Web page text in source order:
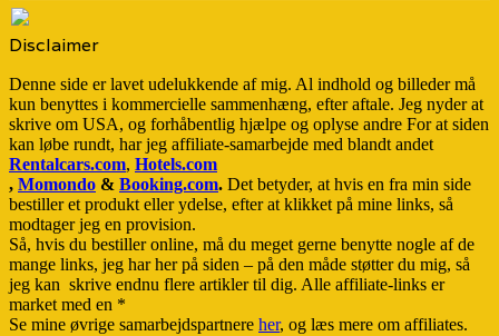
Disclaimer
Denne side er lavet udelukkende af mig. Al indhold og billeder må
kun benyttes i kommercielle sammenhæng, efter aftale. Jeg nyder at
skrive om USA, og forhåbentlig hjælpe og oplyse andre For at siden
kan løbe rundt, har jeg affiliate-samarbejde med blandt andet
Rentalcars.com, Hotels.com
, Momondo & Booking.com. Det betyder, at hvis en fra min side
bestiller et produkt eller ydelse, efter at klikket på mine links, så
modtager jeg en provision.
Så, hvis du bestiller online, må du meget gerne benytte nogle af de
mange links, jeg har her på siden – på den måde støtter du mig, så
jeg kan skrive endnu flere artikler til dig. Alle affiliate-links er
market med en *
Se mine øvrige samarbejdspartnere her, og læs mere om affiliates.